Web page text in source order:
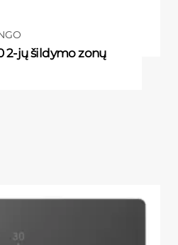
2-jų šildymo zonų